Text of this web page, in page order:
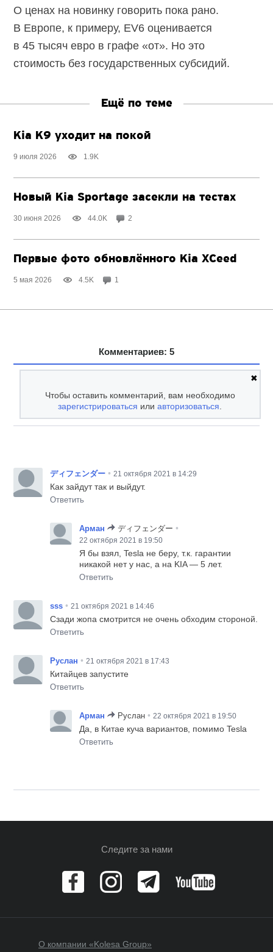
О ценах на новинку говорить пока рано.
В Европе, к примеру, EV6 оценивается
в 45 тысяч евро в графе «от». Но это
стоимость без государственных субсидий.
Ещё по теме
Kia K9 уходит на покой
9 июля 2026 1.9K
Новый Kia Sportage засекли на тестах
30 июня 2026 44.0K 2
Первые фото обновлённого Kia XCeed
5 мая 2026 4.5K 1
Комментариев: 5
✖
Чтобы оставить комментарий, вам необходимо
зарегистрироваться илиавторизоваться
ディフェンダー • 21 октября 2021 в 14:29
Как зайдут так и выйдут.
Ответить
Арман ディフェンダー •
22 октября 2021 в 19:50
Я бы взял, Tesla не беру, т.к. гарантии
никакой нет у нас, а на KIA — 5 лет.
Ответить
sss • 21 октября 2021 в 14:46
Сзади жопа смотрится не очень обходим стороной.
Ответить
Руслан • 21 октября 2021 в 17:43
Китайцев запустите
Ответить
Арман Руслан • 22 октября 2021 в 19:50
Да, в Китае куча вариантов, помимо Tesla
Ответить
Следите за нами
О компании «Kolesa Group»